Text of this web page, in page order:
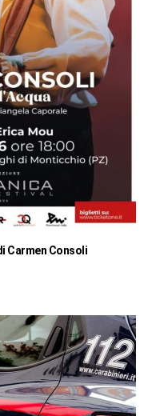
Carmen Consoli